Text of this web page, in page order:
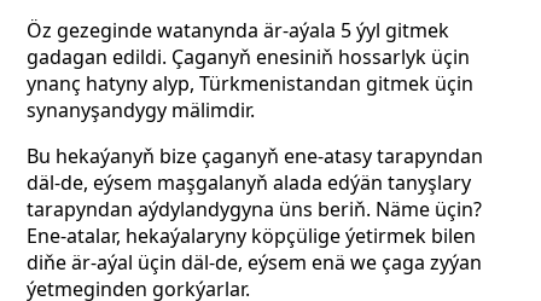
Öz gezeginde watanyndaär-aýala 5 ýyl gitmek
gadagan edildi. Çaganyň enesiniň hossarlyk üçin
ynanç hatyny alyp, Türkmenistandangitmek üçin
synanyşandygy mälimdir.
Bu hekaýanyň bize çaganyň ene-atasy tarapyndan
däl-de, eýsem maşgalanyň alada edýän tanyşlary
tarapyndan aýdylandygyna üns beriň. Näme üçin?
Ene-atalar, hekaýalaryny köpçülige ýetirmek bilen
diňeär-aýal üçin däl-de, eýsem enä we çaga zyýan
ýetmeginden gorkýarlar.